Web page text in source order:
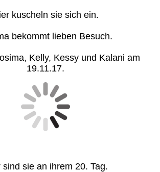
kuscheln sie sich ein.
bekommt lieben Besuch.
Kelly, Kessy und Kalani am
19.11.17.
sind sie an ihrem 20. Tag.